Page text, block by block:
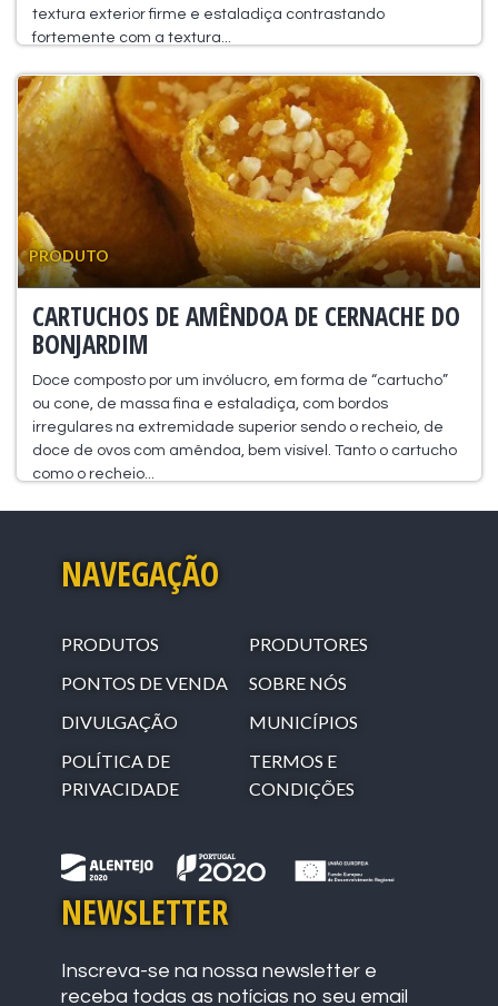
textura exterior firme e estaladiça contrastando
fortemente com a textura...
PRODUTO
CARTUCHOS DE AMÊNDOA DE CERNACHE DO
BONJARDIM
Doce composto por um invólucro, em forma de “cartucho”
ou cone, de massa fina e estaladiça, com bordos
irregulares na extremidade superior sendo o recheio, de
doce de ovos com amêndoa, bem visível. Tanto o cartucho
como o recheio...
NAVEGAÇÃO
PRODUTOS
PRODUTORES
PONTOS DE VENDA
SOBRE NÓS
DIVULGAÇÃO
MUNICÍPIOS
POLÍTICA DE
PRIVACIDADE
TERMOS E
CONDIÇÕES
NEWSLETTER
Inscreva-se na nossa newsletter e
receba todas as notícias no seu email